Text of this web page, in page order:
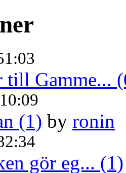
till Gamme...
(1) by ronin
gör eg... (1)